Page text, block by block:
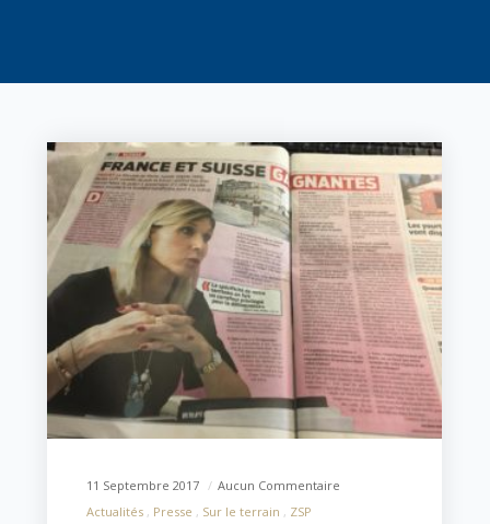
11 Septembre 2017
Aucun Commentaire
Actualités
Presse Sur le terrain ZSP